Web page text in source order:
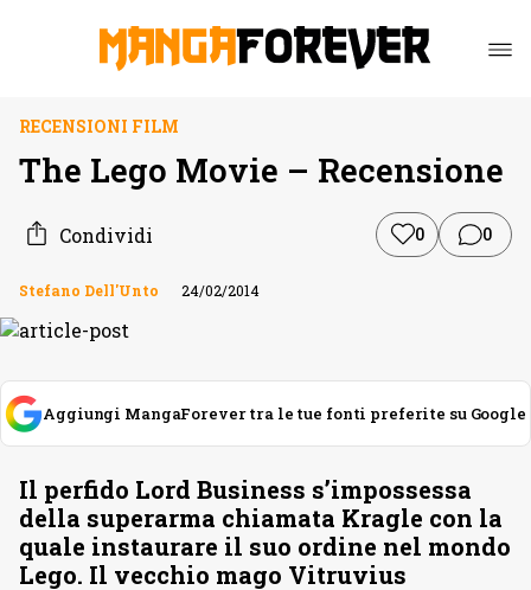
RECENSIONI FILM
The Lego Movie – Recensione
Condividi 0 0
Stefano Dell'Unto 24/02/2014
Aggiungi MangaForever tra le tue fonti preferite su Google
Il perfido Lord Business s’impossessa
della superarma chiamata Kragle con la
quale instaurare il suo ordine nel mondo
Lego. Il vecchio mago Vitruvius